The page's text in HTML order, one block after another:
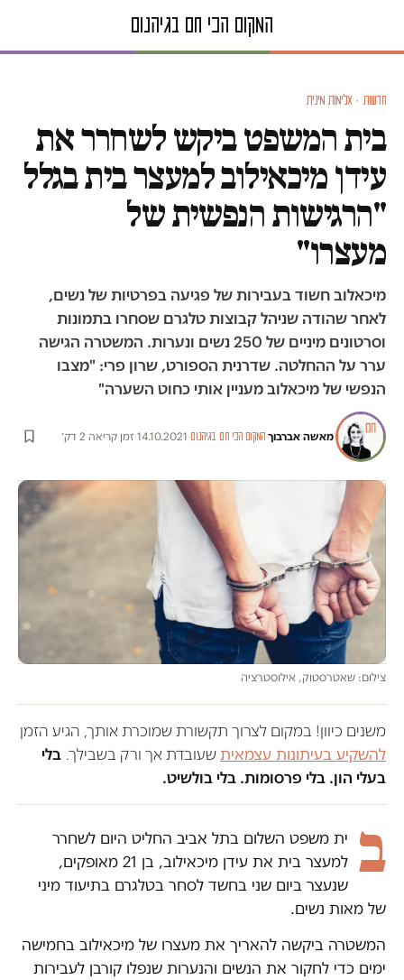
חדשות · אלימות מינית
בית המשפט ביקש לשחרר את
עידן מיכאילוב למעצר בית בגלל
"הרגישות הנפשית של
מעצרו"
מיכאלוב חשוד בעבירות של פגיעה בפרטיות של נשים,
לאחר שהודה שניהל קבוצות טלגרם שסחרו בתמונות
וסרטונים מיניים של 250 נשים ונערות. המשטרה הגישה
ערר על ההחלטה. שדרנית הספורט, שרון פרי: "מצבו
הנפשי של מיכאלוב מעניין אותי כחוט השערה"
מאשה אברבוך·המקום הכי חם בגיהנום·
14.10.2021
·זמן קריאה 2 דק׳
צילום: שאטרסטוק, אילוסטרציה
משנים כיוון! במקום לצרוך תקשורת שמוכרת אותך, הגיע הזמן
להשקיע בעיתונות עצמאיתשעובדת אך ורק בשבילך. בלי
בעלי הון. בלי פרסומות. בלי בולשיט.
ב ית משפט השלום בתל אביב החליט היום לשחרר
למעצר בית את עידן מיכאילוב, בן 21 מאופקים,
שנעצר ביום שני בחשד לסחר בטלגרם בתיעוד מיני
של מאות נשים.
המשטרה ביקשה להאריך את מעצרו של מיכאילוב בחמישה
ימים כדי לחקור את הנשים והנערות שנפלו קורבן לעבירות